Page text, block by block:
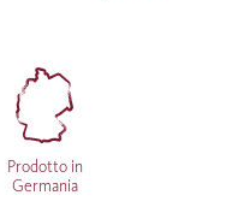
Prodotto in
Germania